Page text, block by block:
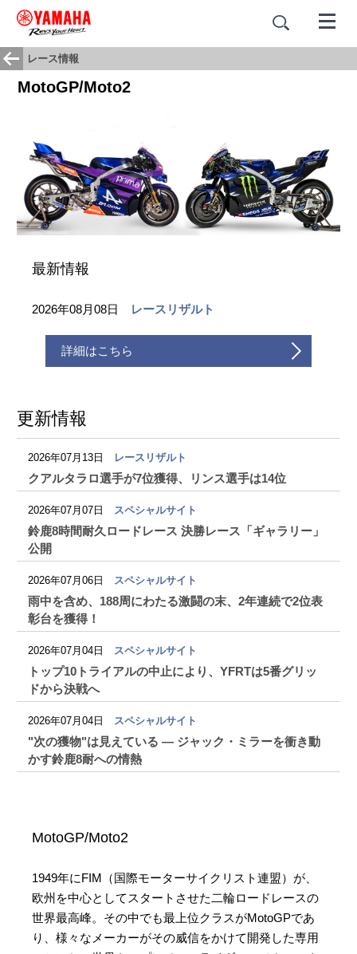
レース情報
MotoGP/Moto2
最新情報
2026年08月08日 レースリザルト
詳細はこちら
更新情報
2026年07月13日 レースリザルト
クアルタラロ選手が7位獲得、リンス選手は14位
2026年07月07日 スペシャルサイト
鈴鹿8時間耐久ロードレース 決勝レース「ギャラリー」
公開
2026年07月06日 スペシャルサイト
雨中を含め、188周にわたる激闘の末、2年連続で2位表
彰台を獲得！
2026年07月04日 スペシャルサイト
トップ10トライアルの中止により、YFRTは5番グリッ
ドから決戦へ
2026年07月04日 スペシャルサイト
"次の獲物"は見えている ― ジャック・ミラーを衝き動
かす鈴鹿8耐への情熱
MotoGP/Moto2
1949年にFIM（国際モーターサイクリスト連盟）が、
欧州を中心としてスタートさせた二輪ロードレースの
世界最高峰。その中でも最上位クラスがMotoGPであ
り、様々なメーカーがその威信をかけて開発した専用